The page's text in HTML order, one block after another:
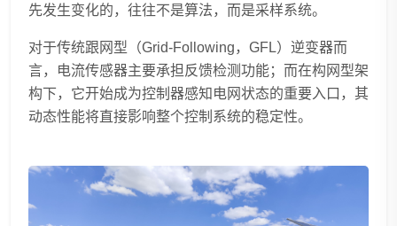
先发生变化的，往往不是算法，而是采样系统。
对于传统跟网型（Grid-Following，GFL）逆变器而
言，电流传感器主要承担反馈检测功能；而在构网型架
构下，它开始成为控制器感知电网状态的重要入口，其
动态性能将直接影响整个控制系统的稳定性。